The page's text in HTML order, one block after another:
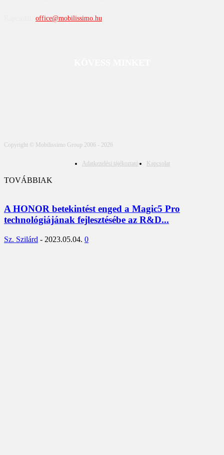
office@mobilissimo.hu
Copyright © Mobilissimo Group 2006 - 2026
Adatkezelési tájékoztató Kapcsolat
TOVÁBBIAK
A HONOR betekintést enged a Magic5 Pro
technológiájának fejlesztésébe az R&D...
Sz. Szilárd - 2023.05.04. 0